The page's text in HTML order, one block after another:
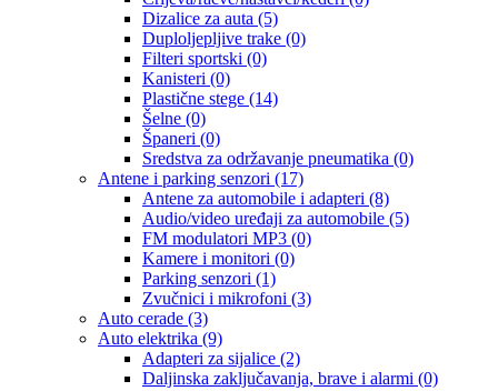
Dizalice za auta (5)
Duploljepljive trake (0)
Filteri sportski (0)
Kanisteri (0)
Plastične stege (14)
Šelne (0)
Španeri (0)
Sredstva za održavanje pneumatika (0)
Antene i parking senzori (17)
Antene za automobile i adapteri (8)
Audio/video uređaji za automobile (5)
FM modulatori MP3 (0)
Kamere i monitori (0)
Parking senzori (1)
Zvučnici i mikrofoni (3)
Auto cerade (3)
Auto elektrika (9)
Adapteri za sijalice (2)
Daljinska zaključavanja, brave i alarmi (0)